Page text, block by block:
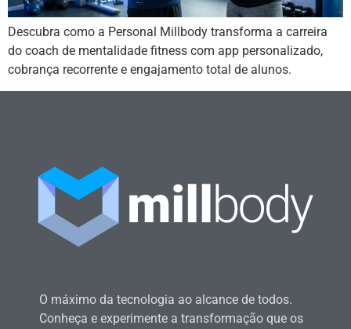
Descubra como a Personal Millbody transforma a carreira
do coach de mentalidade fitness com app personalizado,
cobrança recorrente e engajamento total de alunos.
O máximo da tecnologia ao alcance de todos.
Conheça e experimente a transformação que os